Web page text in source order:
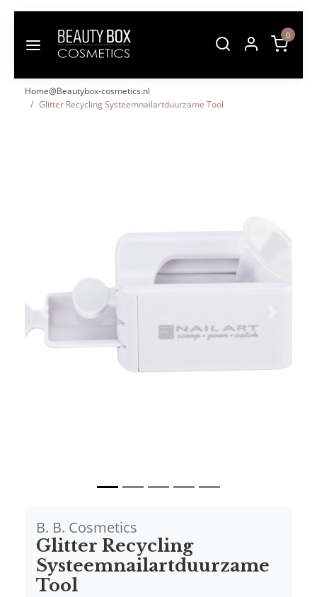
0
Home@Beautybox-cosmetics.nl
Glitter Recycling Systeemnailartduurzame Tool
Vorige
B. B. Cosmetics
Glitter Recycling
Systeemnailartduurzame
Tool